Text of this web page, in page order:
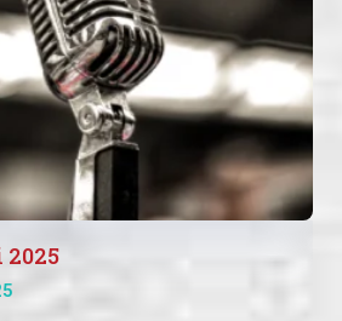
2025